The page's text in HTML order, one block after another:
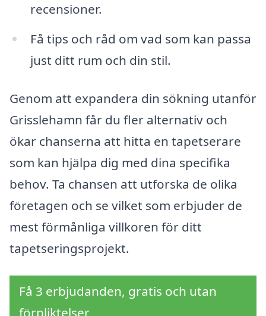
recensioner.
Få tips och råd om vad som kan passa
just ditt rum och din stil.
Genom att expandera din sökning utanför
Grisslehamn får du fler alternativ och
ökar chanserna att hitta en tapetserare
som kan hjälpa dig med dina specifika
behov. Ta chansen att utforska de olika
företagen och se vilket som erbjuder de
mest förmånliga villkoren för ditt
tapetseringsprojekt.
Få 3 erbjudanden, gratis och utan
förpliktelser